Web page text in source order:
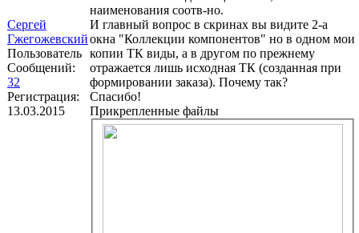
Сергей
Гжегожевский
Пользователь
Сообщений:
32
Регистрация:
13.03.2015
наименования соотв-но.
И главный вопрос в скринах вы видите 2-а
окна "Коллекции компонентов" но в одном мои
копии ТК виды, а в другом по прежнему
отражается лишь исходная ТК (созданная при
формировании заказа). Почему так?
Спасибо!
Прикрепленные файлы